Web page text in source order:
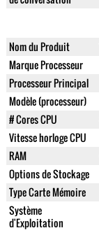
Nom du Produit
Marque Processeur
Processeur Principal
Modèle (processeur)
# Cores CPU
Vitesse horloge CPU
RAM
Options de Stockage
Type Carte Mémoire
Système
d'Exploitation